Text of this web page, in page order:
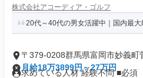
株式会社アコーディア・ゴルフ
20代～40代の男女活躍中｜国内最
〒379-0208群馬県富岡市妙義町
月給18万3899円～27万円
求めている人材 経験不問 ■必須